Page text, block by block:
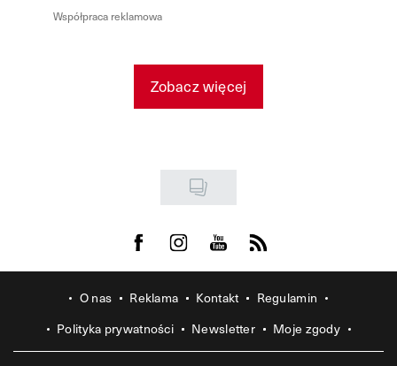
Współpraca reklamowa
Zobacz więcej
Visit us on Facebook
Visit us on Instagram
Visit us on Youtube
Visit us on Rss
O nas Reklama Kontakt
Regulamin
Polityka prywatności
Newsletter Moje zgody